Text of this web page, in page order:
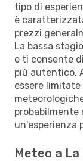
tipo di
è
prezzi
La bassa
e ti consente
più autentico.
essere
probabilmente
un'esperienza
Meteo a La